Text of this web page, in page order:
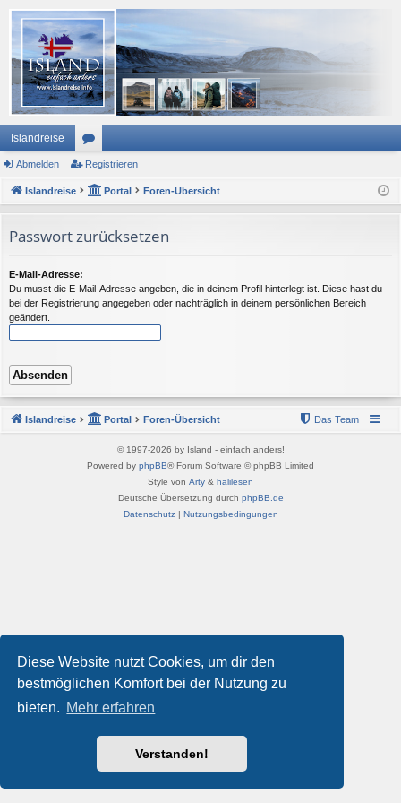
Diese Website nutzt Cookies, um dir den
bestmöglichen Komfort bei der Nutzung zu
bieten. Mehr erfahren
Verstanden!
Islandreise
or
en
Abmelden Registrieren
Islandreise Portal Foren-Übersicht
Passwort zurücksetzen
E-Mail-Adresse:
Du musst die E-Mail-Adresse angeben, die in deinem Profil hinterlegt ist. Diese hast du
bei der Registrierung angegeben oder nachträglich in deinem persönlichen Bereich
geändert.
Islandreise Portal Foren-Übersicht Das Team
© 1997-2026 by Island - einfach anders!
Powered by phpBB® Forum Software © phpBB Limited
Style von Arty & halilesen
Deutsche Übersetzung durch phpBB.de
Datenschutz| Nutzungsbedingungen